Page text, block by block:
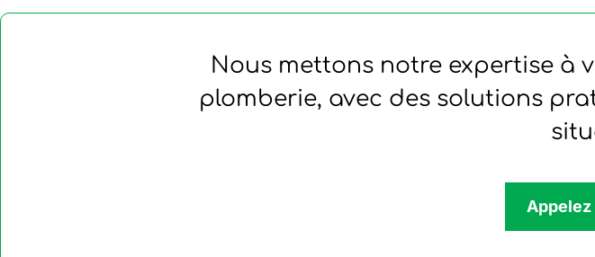
Nous mettons notre expertise à
plomberie, avec des solutions